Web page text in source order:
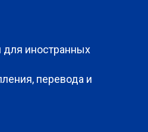
иностранных
перевода и